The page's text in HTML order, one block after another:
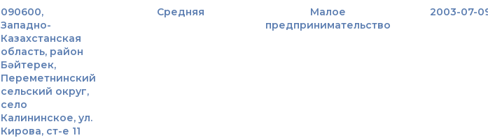
090600,
Западно-
Казахстанская
область, район
Бәйтерек,
Переметнинский
сельский округ,
село
Калининское, ул.
Кирова, ст-е 11
Средняя
Малое
предпринимательство
2003-07-